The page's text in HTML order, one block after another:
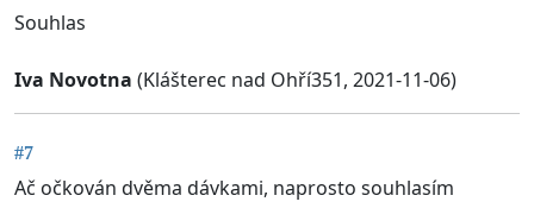
Souhlas
Iva Novotna (Klášterec nad Ohří351, 2021-11-06)
#7
Ač očkován dvěma dávkami, naprosto souhlasím